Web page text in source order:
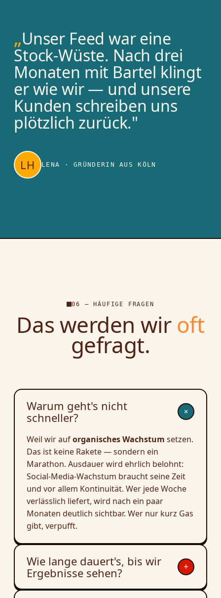
Unser Feed war eine
Stock-Wüste. Nach drei
Monaten mit Bartel klingt
er wie wir — und unsere
Kunden schreiben uns
plötzlich zurück."
LH LENA · GRÜNDERIN AUS KÖLN
06 — HÄUFIGE FRAGEN
Das werden wir oft
gefragt.
Warum geht's nicht
schneller?
+
Weil wir auforganisches Wachstum setzen.
Das ist keine Rakete — sondern ein
Marathon. Ausdauer wird ehrlich belohnt:
Social-Media-Wachstum braucht seine Zeit
und vor allem Kontinuität. Wer jede Woche
verlässlich liefert, wird nach ein paar
Monaten deutlich sichtbar. Wer nur kurz Gas
gibt, verpufft.
Wie lange dauert's, bis wir
Ergebnisse sehen?
+